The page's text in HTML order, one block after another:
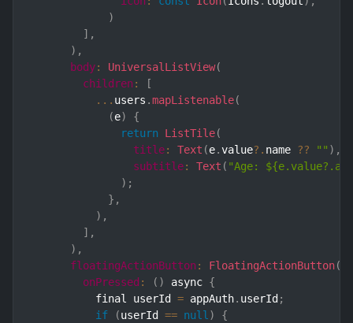
)
] ,
) ,
body: UniversalListView(
children :
[
... users .mapListenable(
(e)
{
return
ListTile(
title: Text (e.value?. name ?? "" ) ,
subtitle: Text ( "Age:
) ;
} ,
) ,
] ,
) ,
floatingActionButton : FloatingActionButton(
onPressed : ( ) async {
          final userId
= appAuth. userId;
if
(userId == null )
{